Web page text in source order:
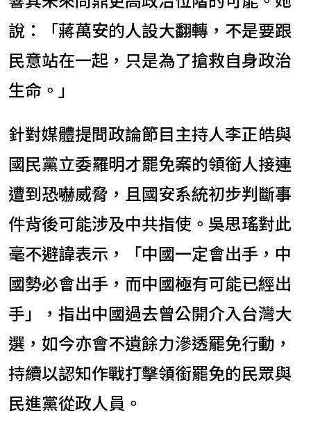
說：「蔣萬安的人設大翻轉，不是要跟
民意站在一起，只是為了搶救自身政治
生命。」
針對媒體提問政論節目主持人李正皓與
國民黨立委羅明才罷免案的領銜人接連
遭到恐嚇威脅，且國安系統初步判斷事
件背後可能涉及中共指使。吳思瑤對此
毫不避諱表示，「中國一定會出手，中
國勢必會出手，而中國極有可能已經出
手」，指出中國過去曾公開介入台灣大
選，如今亦會不遺餘力滲透罷免行動，
持續以認知作戰打擊領銜罷免的民眾與
民進黨從政人員。